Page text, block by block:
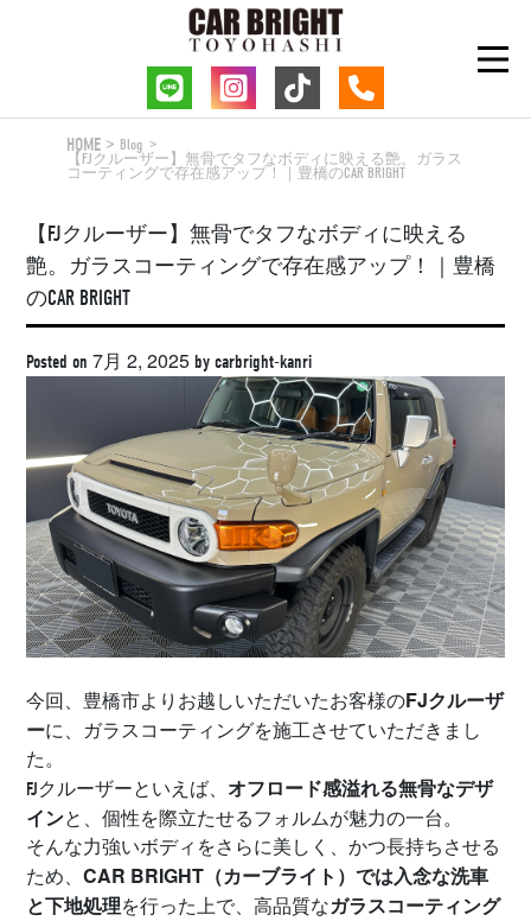
HOME
Blog
【FJクルーザー】無骨でタフなボディに映える艶。ガラス
コーティングで存在感アップ！｜豊橋のCAR BRIGHT
【FJクルーザー】無骨でタフなボディに映える
艶。ガラスコーティングで存在感アップ！｜豊橋
のCAR BRIGHT
Posted on7月 2, 2025 bycarbright-kanri
今回、豊橋市よりお越しいただいたお客様のFJクルーザ
ーに、ガラスコーティングを施工させていただきまし
た。
FJクルーザーといえば、 オフロード感溢れる無骨なデザ
インと、個性を際立たせるフォルムが魅力の一台。
そんな力強いボディをさらに美しく、かつ長持ちさせる
ため、CAR BRIGHT（カーブライト）では入念な洗車
と下地処理を行った上で、高品質なガラスコーティング